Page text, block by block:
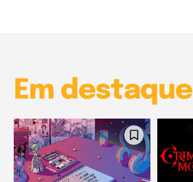
Em destaque